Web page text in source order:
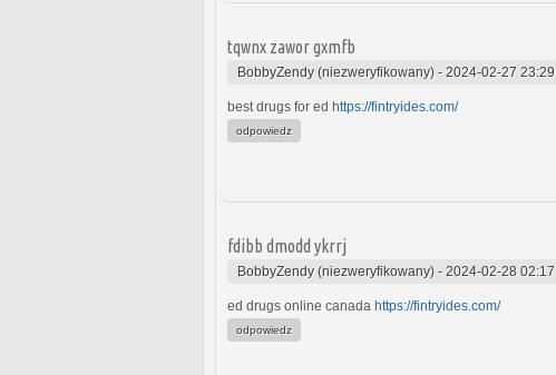
tqwnx zawor gxmfb
BobbyZendy (niezweryfikowany) - 2024-02-27 23:29
best drugs for ed https://fintryides.com/
odpowiedz
fdibb dmodd ykrrj
BobbyZendy (niezweryfikowany) - 2024-02-28 02:17
ed drugs online canada https://fintryides.com/
odpowiedz